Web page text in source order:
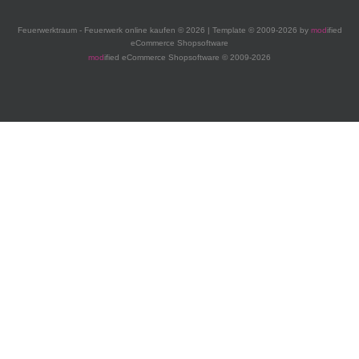
Feuerwerktraum - Feuerwerk online kaufen © 2026 | Template © 2009-2026 by modified
eCommerce Shopsoftware
modified eCommerce Shopsoftware © 2009-2026